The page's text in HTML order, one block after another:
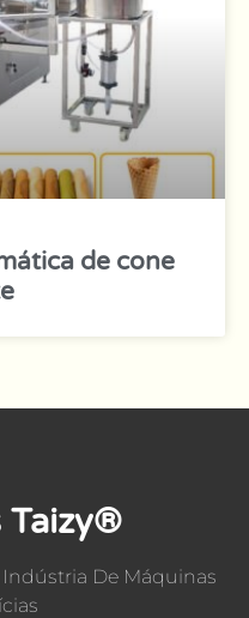
de cone
Taizy®
Indústria De Máquinas